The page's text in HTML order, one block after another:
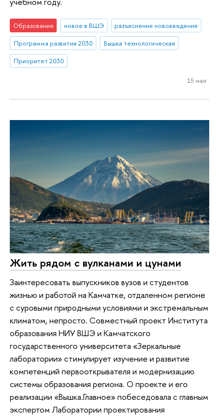
Образование новое в ВШЭ
разъяснение нововведения
Программа развития 2030
Вышка технологическая
Приоритет 2030
15 мая
Жить рядом с вулканами и цунами
Заинтересовать выпускников вузов и студентов
жизнью и работой на Камчатке, отдаленном регионе
с суровыми природными условиями и экстремальным
климатом, непросто. Совместный проект Института
образования НИУ ВШЭ и Камчатского
государственного университета «Зеркальные
лаборатории» стимулирует изучение и развитие
компетенций первооткрывателя и модернизацию
системы образования региона. О проекте и его
реализации «Вышка.Главное» побеседовала с главным
экспертом Лаборатории проектирования